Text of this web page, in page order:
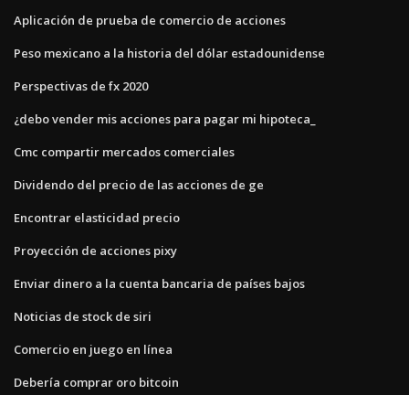
Aplicación de prueba de comercio de acciones
Peso mexicano a la historia del dólar estadounidense
Perspectivas de fx 2020
¿debo vender mis acciones para pagar mi hipoteca_
Cmc compartir mercados comerciales
Dividendo del precio de las acciones de ge
Encontrar elasticidad precio
Proyección de acciones pixy
Enviar dinero a la cuenta bancaria de países bajos
Noticias de stock de siri
Comercio en juego en línea
Debería comprar oro bitcoin